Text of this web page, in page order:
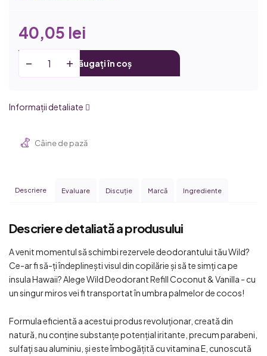
40,05 lei
Adăugați în coș
Informaţii detaliate
Câine de pază
Descriere Evaluare Discuţie Marcă Ingrediente
Descriere detaliată a produsului
A venit momentul să schimbi rezervele deodorantului tău Wild?
Ce-ar fi să-ți îndeplinești visul din copilărie și să te simți ca pe
insula Hawaii? Alege Wild Deodorant Refill Coconut & Vanilla - cu
un singur miros vei fi transportat în umbra palmelor de cocos!
Formula eficientă a acestui produs revoluționar, creată din
natură, nu conține substanțe potențial iritante, precum parabeni,
sulfați sau aluminiu, și este îmbogățită cu vitamina E, cunoscută